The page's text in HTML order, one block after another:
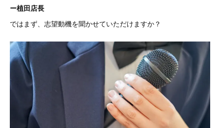
ー植田店長
ではまず、志望動機を聞かせていただけますか？